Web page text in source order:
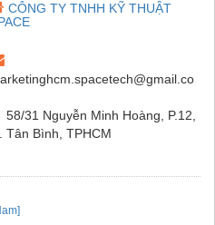
CÔNG TY TNHH KỸ THUẬT
58/31 Nguyễn Minh Hoàng, P.12,
Tân Bình, TPHCM